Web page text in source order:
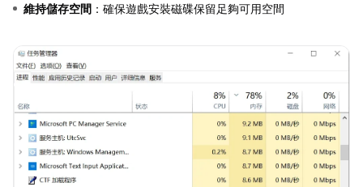
維持儲存空間 ：確保遊戲安裝磁碟保留足夠可用空間